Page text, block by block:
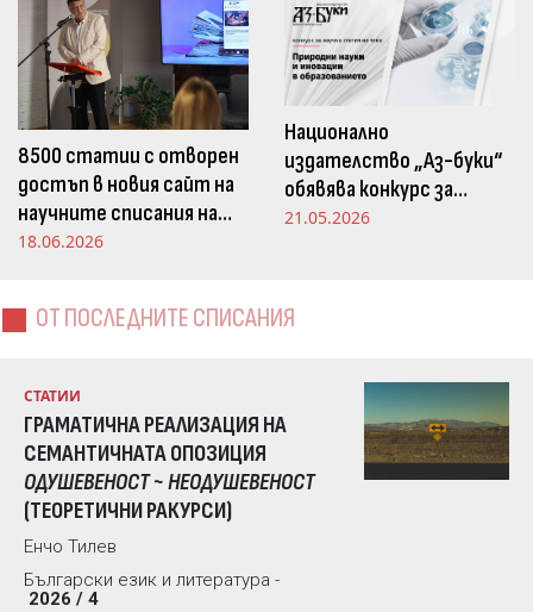
8500 статии с отворен
достъп в новия сайт на
научните списания на
Издателство „Аз-буки“
18.06.2026
Национално
издателство „Аз-буки“
обявява конкурс за
научна статия на тема
образованието“
21.05.2026
ОТ ПОСЛЕДНИТЕ СПИСАНИЯ
СТАТИИ
ГРАМАТИЧНА РЕАЛИЗАЦИЯ НА
СЕМАНТИЧНАТА ОПОЗИЦИЯ
ОДУШЕВЕНОСТ ~ НЕОДУШЕВЕНОСТ
(ТЕОРЕТИЧНИ РАКУРСИ)
Енчо Тилев
Български език и литература -
2026 / 4